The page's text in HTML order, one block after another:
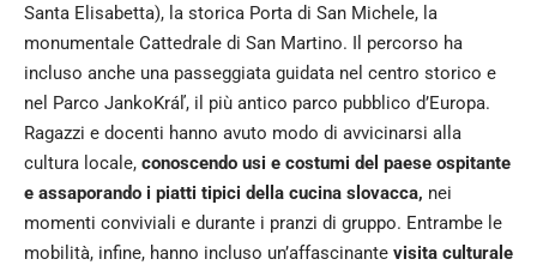
Santa Elisabetta), la storica Porta di San Michele, la
monumentale Cattedrale di San Martino. Il percorso ha
incluso anche una passeggiata guidata nel centro storico e
nel Parco JankoKráľ, il più antico parco pubblico d’Europa.
Ragazzi e docenti hanno avuto modo di avvicinarsi alla
cultura locale, conoscendo usi e costumi del paese ospitante
e assaporando i piatti tipici della cucina slovacca, nei
momenti conviviali e durante i pranzi di gruppo. Entrambe le
mobilità, infine, hanno incluso un’affascinante visita culturale